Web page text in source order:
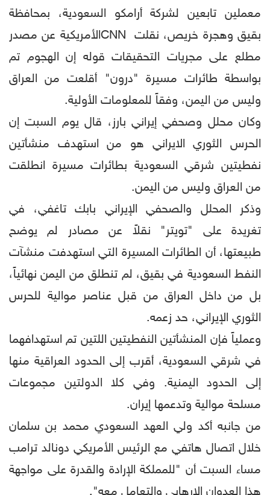
معملين تابعين لشركة أرامكو السعودية، بمحافظة
بقيق وهجرة خريص، نقلت CNNالأمريكية عن مصدر
مطلع على مجريات التحقيقات قوله إن الهجوم تم
بواسطة طائرات مسيرة "درون" أقلعت من العراق
وليس من اليمن، وفقاً للمعلومات الأولية.
وكان محلل وصحفي إيراني بارز، قال يوم السبت إن
الحرس الثوري الايراني هو من استهدف منشأتين
نفطيتين شرقي السعودية بطائرات مسيرة انطلقت
من العراق وليس من اليمن.
وذكر المحلل والصحفي الإيراني بابك تاغفي، في
تغريدة على "تويتر" نقلاً عن مصادر لم يوضح
طبيعتها، أن الطائرات المسيرة التي استهدفت منشآت
النفط السعودية في بقيق، لم تنطلق من اليمن نهائياً،
بل من داخل العراق من قبل عناصر موالية للحرس
الثوري الإيراني، حد زعمه.
وعملياً فإن المنشأتين النفطيتين اللتين تم استهدافهما
في شرقي السعودية، أقرب إلى الحدود العراقية منها
إلى الحدود اليمنية. وفي كلا الدولتين مجموعات
مسلحة موالية وتدعمها إيران.
من جانبه أكد ولي العهد السعودي محمد بن سلمان
خلال اتصال هاتفي مع الرئيس الأمريكي دونالد ترامب
مساء السبت أن "للمملكة الإرادة والقدرة على مواجهة
هذا العدوان الإرهابي والتعامل معه".